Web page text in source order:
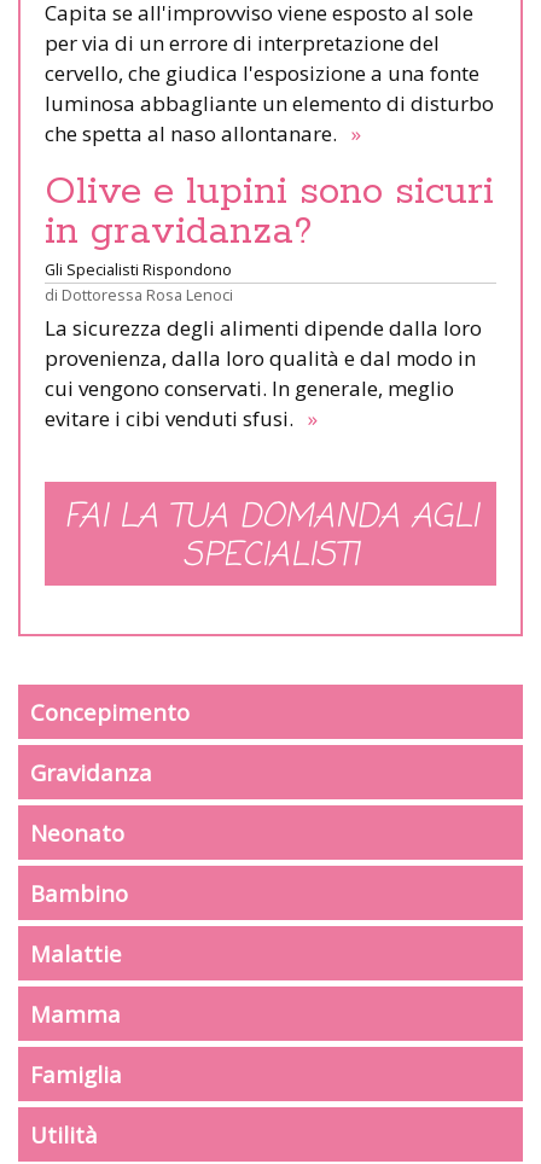
Capita se all'improvviso viene esposto al sole
per via di un errore di interpretazione del
cervello, che giudica l'esposizione a una fonte
luminosa abbagliante un elemento di disturbo
che spetta al naso allontanare. »
Olive e lupini sono sicuri
in gravidanza?
Gli Specialisti Rispondono
di Dottoressa Rosa Lenoci
La sicurezza degli alimenti dipende dalla loro
provenienza, dalla loro qualità e dal modo in
cui vengono conservati. In generale, meglio
evitare i cibi venduti sfusi. »
FAI LA TUA DOMANDA AGLI
SPECIALISTI
Concepimento
Gravidanza
Neonato
Bambino
Malattie
Mamma
Famiglia
Utilità